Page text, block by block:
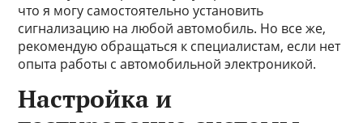
что я могу самостоятельно установить
сигнализацию на любой автомобиль. Но все же,
рекомендую обращаться к специалистам, если нет
опыта работы с автомобильной электроникой.
Настройка и